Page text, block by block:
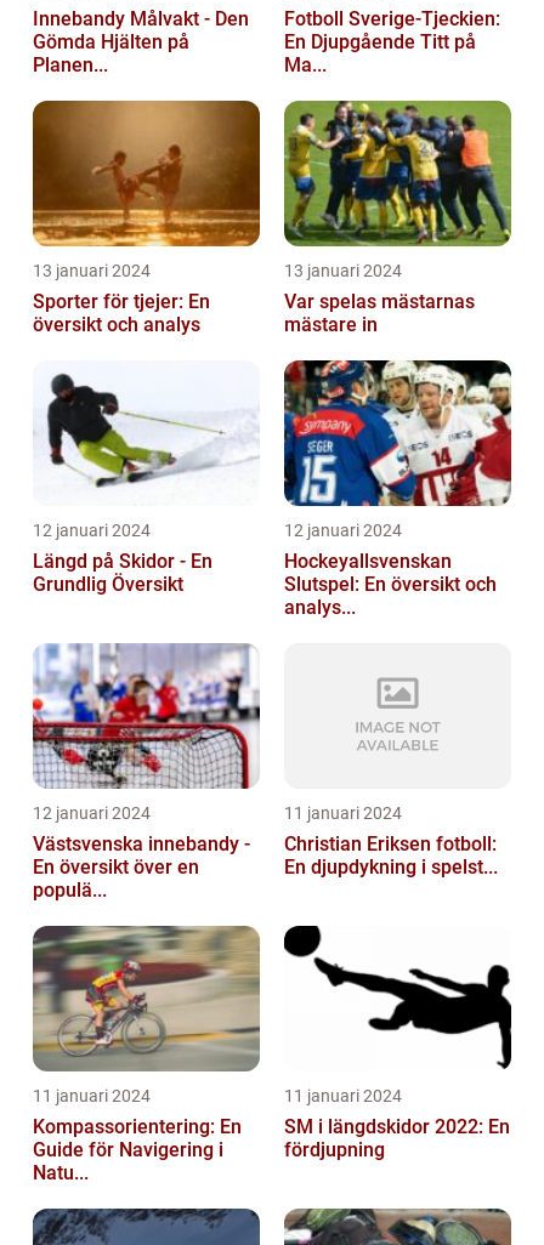
Innebandy Målvakt - Den
Gömda Hjälten på
Planen...
Fotboll Sverige-Tjeckien:
En Djupgående Titt på
Ma...
13 januari 2024
Sporter för tjejer: En
översikt och analys
13 januari 2024
Var spelas mästarnas
mästare in
12 januari 2024
Längd på Skidor - En
Grundlig Översikt
12 januari 2024
Hockeyallsvenskan
Slutspel: En översikt och
analys...
12 januari 2024
Västsvenska innebandy -
En översikt över en
populä...
11 januari 2024
Christian Eriksen fotboll:
En djupdykning i spelst...
11 januari 2024
Kompassorientering: En
Guide för Navigering i
Natu...
11 januari 2024
SM i längdskidor 2022: En
fördjupning